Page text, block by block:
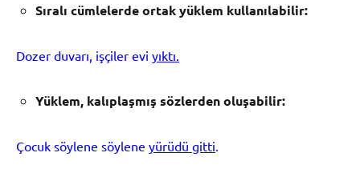
Sıralı cümlelerde ortak yüklem kullanılabilir:
Dozer duvarı, işçiler evi yıktı.
Yüklem, kalıplaşmış sözlerden oluşabilir:
Çocuk söylene söylene yürüdü gitti